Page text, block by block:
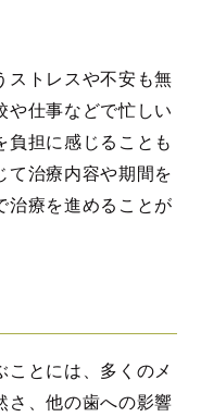
ストレスや不安も無
や仕事などで忙しい
負担に感じることも
て治療内容や期間を
治療を進めることが
ことには、多くのメ
さ、他の歯への影響